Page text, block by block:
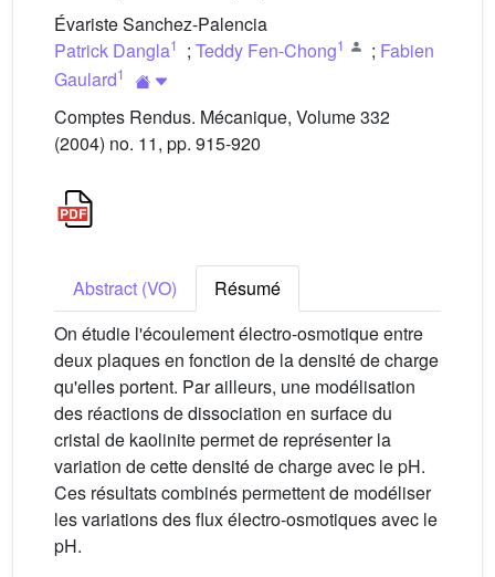
Évariste Sanchez-Palencia
Patrick Dangla1 ; Teddy Fen-Chong1 ; Fabien
Gaulard1
Comptes Rendus. Mécanique, Volume 332
(2004) no. 11, pp. 915-920
Abstract (VO)
Résumé
On étudie l'écoulement électro-osmotique entre
deux plaques en fonction de la densité de charge
qu'elles portent. Par ailleurs, une modélisation
des réactions de dissociation en surface du
cristal de kaolinite permet de représenter la
variation de cette densité de charge avec le pH.
Ces résultats combinés permettent de modéliser
les variations des flux électro-osmotiques avec le
pH.